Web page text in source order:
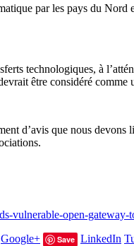
par les pays du Nord
technologiques, à
être considéré
d’avis que nous
vulnerable-open-gateway-
Google+ Save LinkedIn